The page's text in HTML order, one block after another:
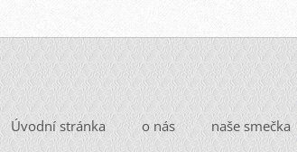
Úvodní stránka o nás naše smečka